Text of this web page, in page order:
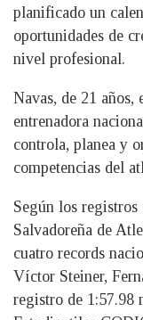
planificado un
oportunidades de
nivel profesional.
Navas, de 21 años,
entrenadora
controla, planea y
competencias del
Según los
Salvadoreña de
cuatro records
Víctor Steiner,
registro de 1:57.98